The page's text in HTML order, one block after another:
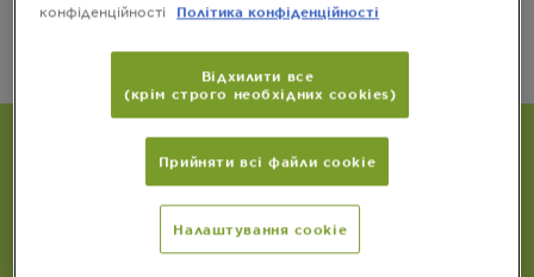
конфіденційності
Політика конфіденційності
Відхилити все
(крім строго необхідних cookies)
Прийняти всі файли сookie
Налаштування cookie